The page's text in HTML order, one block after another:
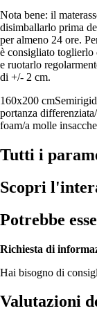
Nota bene: il
disimballarlo prima
per almeno 24 ore.
è consigliato toglierlo
e ruotarlo
di +/- 2 cm.
160x200 cm
portanza
foam/a molle
Tutti i
Scopri
Potrebbe
Richiesta di
Hai bisogno di
Valutazioni